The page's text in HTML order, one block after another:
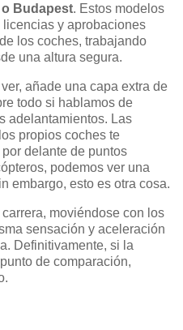
o Budapest. Estos modelos
y aprobaciones
los coches, trabajando
una altura segura.
añade una capa extra de
todo si hablamos de
adelantamientos. Las
propios coches te
delante de puntos
podemos ver una
embargo, esto es otra cosa.
moviéndose con los
sensación y aceleración
Definitivamente, si la
de comparación,